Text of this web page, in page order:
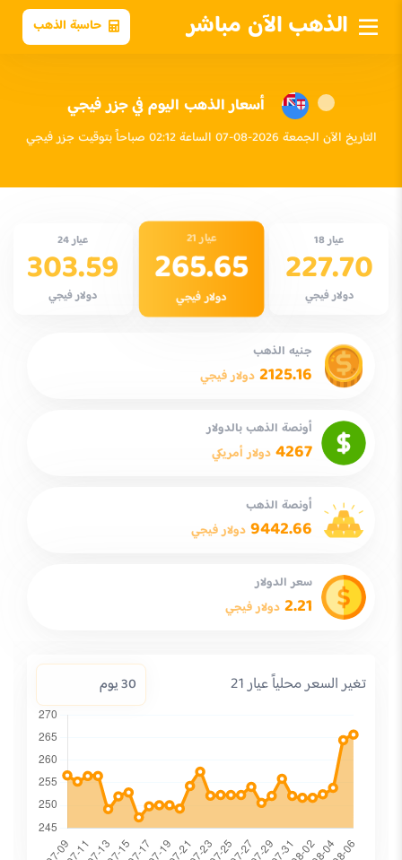
الذهب الآن مباشر حاسبة الذهب
أسعار الذهب اليوم في جزر فيجي
التاريخ الآن الجمعة 2026-08-07 الساعة 02:12 صباحاً بتوقيت جزر فيجي
عيار 18
227.70
دولار فيجي
عيار 21
265.65
دولار فيجي
عيار 24
303.59
دولار فيجي
جنيه الذهب
2125.16 دولار فيجي
أونصة الذهب بالدولار
4267 دولار أمريكي
أونصة الذهب
9442.66 دولار فيجي
سعر الدولار
2.21 دولار فيجي
تغير السعر محلياً عيار 21